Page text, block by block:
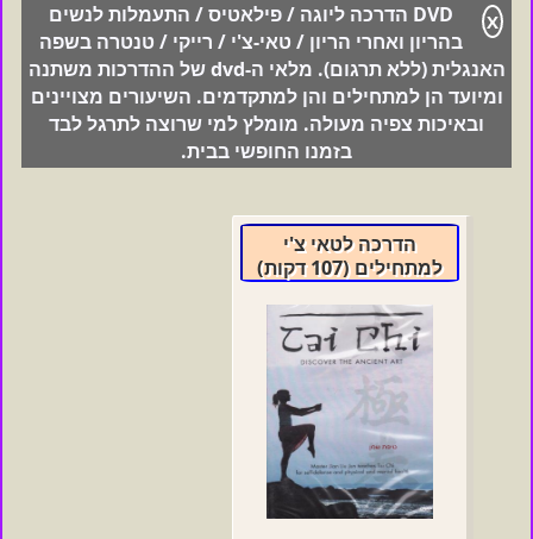
X
DVD הדרכה ליוגה / פילאטיס / התעמלות לנשים
בהריון ואחרי הריון / טאי-צ'י / רייקי / טנטרה בשפה
האנגלית (ללא תרגום). מלאי ה-dvd של ההדרכות משתנה
ומיועד הן למתחילים והן למתקדמים. השיעורים מצויינים
ובאיכות צפיה מעולה. מומלץ למי שרוצה לתרגל לבד
בזמנו החופשי בבית.
הדרכה לטאי צ'י
למתחילים (107 דקות)